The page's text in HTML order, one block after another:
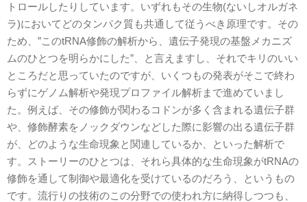
トロールしたりしています。いずれもその生物(ないしオルガネ
ラ)においてどのタンパク質も共通して従うべき原理です。その
ため、”このtRNA修飾の解析から、遺伝子発現の基盤メカニズ
ムのひとつを明らかにした”、と言えますし、それでキリのいい
ところだと思っていたのですが、いくつもの発表がそこで終わ
らずにゲノム解析や発現プロファイル解析まで進めていまし
た。例えば、その修飾が関わるコドンが多く含まれる遺伝子群
や、修飾酵素をノックダウンなどした際に影響の出る遺伝子群
が、どのような生命現象と関連しているか、といった解析で
す。ストーリーのひとつは、それら具体的な生命現象がtRNAの
修飾を通して制御や最適化を受けているのだろう、というもの
です。流行りの技術のこの分野での使われ方に納得しつつも、